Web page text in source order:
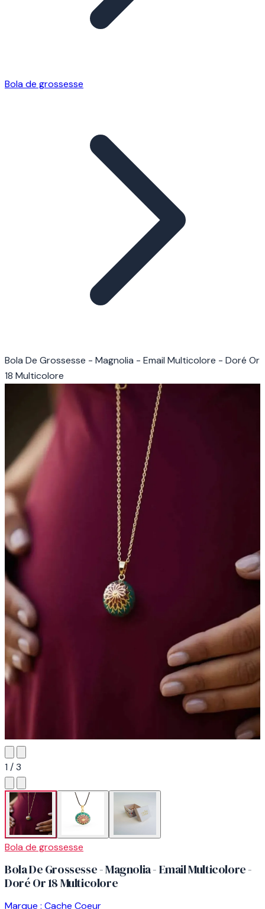
Bola de grossesse
Bola De Grossesse - Magnolia - Email Multicolore - Doré Or
18 Multicolore
1 / 3
Bola de grossesse
Bola De Grossesse - Magnolia - Email Multicolore -
Doré Or 18 Multicolore
Marque : Cache Coeur